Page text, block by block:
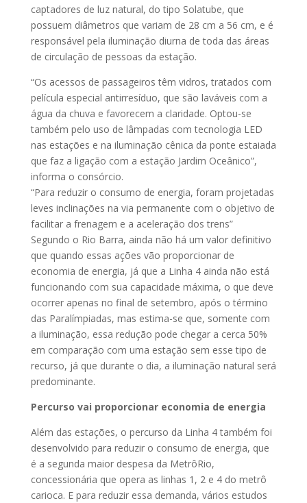
captadores de luz natural, do tipo Solatube, que
possuem diâmetros que variam de 28 cm a 56 cm, e é
responsável pela iluminação diurna de toda das áreas
de circulação de pessoas da estação.
“Os acessos de passageiros têm vidros, tratados com
película especial antirresíduo, que são laváveis com a
água da chuva e favorecem a claridade. Optou-se
também pelo uso de lâmpadas com tecnologia LED
nas estações e na iluminação cênica da ponte estaiada
que faz a ligação com a estação Jardim Oceânico”,
informa o consórcio.
“Para reduzir o consumo de energia, foram projetadas
leves inclinações na via permanente com o objetivo de
facilitar a frenagem e a aceleração dos trens”
Segundo o Rio Barra, ainda não há um valor definitivo
que quando essas ações vão proporcionar de
economia de energia, já que a Linha 4 ainda não está
funcionando com sua capacidade máxima, o que deve
ocorrer apenas no final de setembro, após o término
das Paralímpiadas, mas estima-se que, somente com
a iluminação, essa redução pode chegar a cerca 50%
em comparação com uma estação sem esse tipo de
recurso, já que durante o dia, a iluminação natural será
predominante.
Percurso vai proporcionar economia de energia
Além das estações, o percurso da Linha 4 também foi
desenvolvido para reduzir o consumo de energia, que
é a segunda maior despesa da MetrôRio,
concessionária que opera as linhas 1, 2 e 4 do metrô
carioca. E para reduzir essa demanda, vários estudos